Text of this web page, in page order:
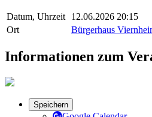
Datum, Uhrzeit
12.06.2026 20:15
Ort
Bürgerhaus
Informationen zum
Speichern